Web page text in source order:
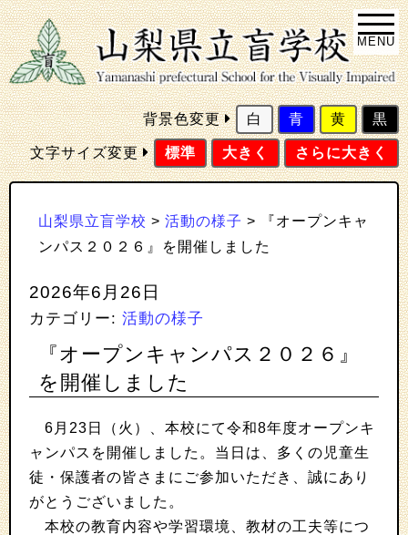
背景色変更 白 青 黄 黒
文字サイズ変更 標準 大きく さらに大きく
山梨県立盲学校 > 活動の様子 >
『オープンキャ
ンパス２０２６』を開催しました
2026年6月26日
カテゴリー: 活動の様子
『オープンキャンパス２０２６』
を開催しました
6月23日（火）、本校にて令和8年度オープンキ
ャンパスを開催しました。当日は、多くの児童生
徒・保護者の皆さまにご参加いただき、誠にあり
がとうございました。
本校の教育内容や学習環境、教材の工夫等につ
MENU